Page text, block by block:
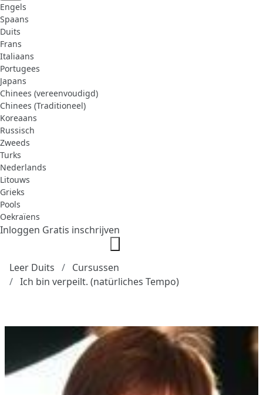
Engels
Spaans
Duits
Frans
Italiaans
Portugees
Japans
Chinees (vereenvoudigd)
Chinees (Traditioneel)
Koreaans
Russisch
Zweeds
Turks
Nederlands
Litouws
Grieks
Pools
Oekraïens
Inloggen Gratis inschrijven
Leer Duits
Cursussen
Ich bin verpeilt. (natürliches Tempo)